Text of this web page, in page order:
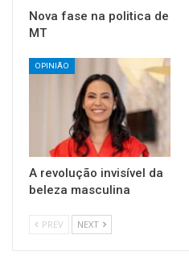
Nova fase na politica de
MT
OPINIÃO
A revolução invisível da
beleza masculina
PREV NEXT